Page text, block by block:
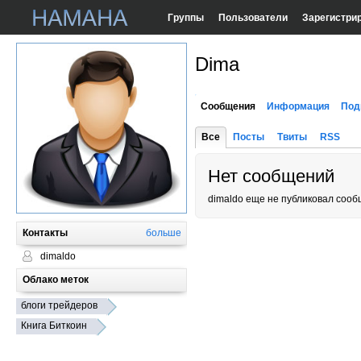
Группы Пользователи
Контакты больше
dimaldo
Облако меток
блоги трейдеров
Книга Биткоин
Dima
Сообщения Информация
Все Посты Твиты RSS
Нет сообщений
dimaldo еще не публиковал